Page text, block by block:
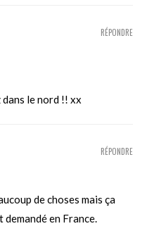
le nord !! xx
RÉPONDRE
de choses mais ça
demandé en France.
RÉPONDRE